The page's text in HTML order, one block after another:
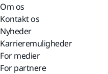
Om os
Kontakt os
Nyheder
Karrieremuligheder
For medier
For partnere